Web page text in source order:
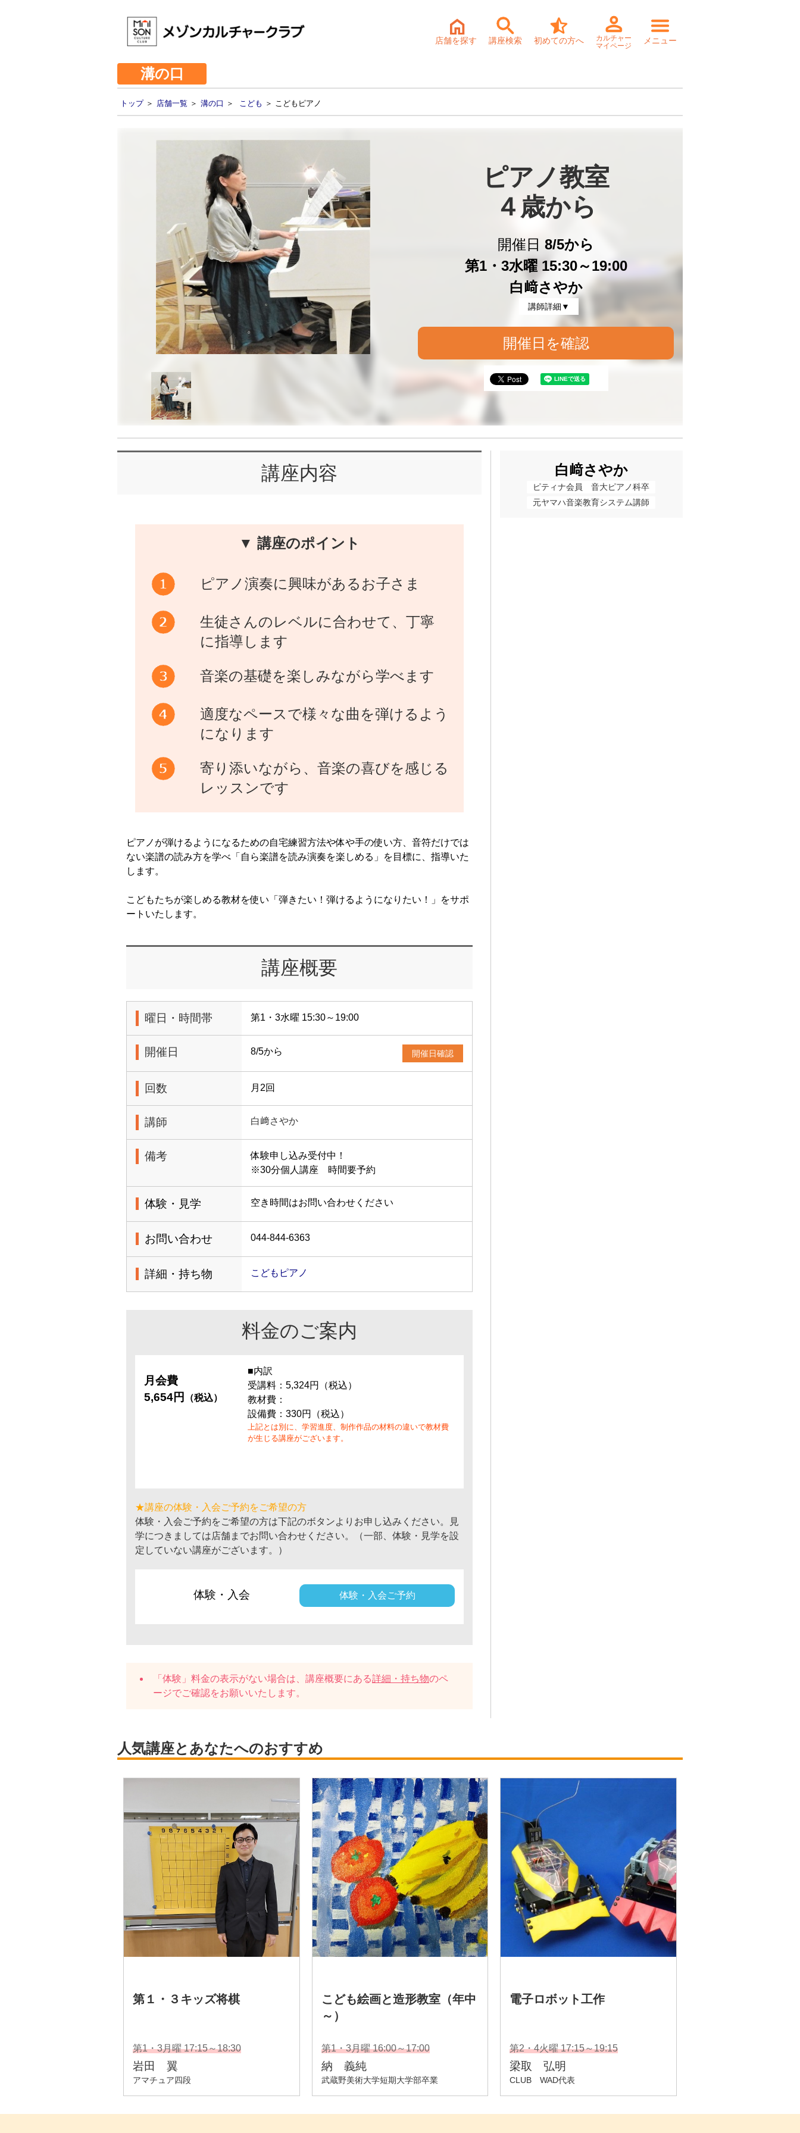
店舗を探す 講座検索 初めての方へ
カルチャー
マイページ
メニュー
溝の口
トップ＞ 店舗一覧 ＞ 溝の口 ＞ こども ＞ こどもピアノ
ピアノ教室
４歳から
開催日 8/5から
第1・3水曜 15:30～19:00
白﨑さやか
講師詳細▼
開催日を確認
講座内容
▼ 講座のポイント
ピアノ演奏に興味があるお子さま
生徒さんのレベルに合わせて、丁寧
に指導します
音楽の基礎を楽しみながら学べます
適度なペースで様々な曲を弾けるよう
になります
寄り添いながら、音楽の喜びを感じる
レッスンです
ピアノが弾けるようになるための自宅練習方法や体や手の使い方、音符だけでは
ない楽譜の読み方を学べ「自ら楽譜を読み演奏を楽しめる」を目標に、指導いた
します。
こどもたちが楽しめる教材を使い「弾きたい！弾けるようになりたい！」をサポ
ートいたします。
講座概要
曜日・時間帯 第1・3水曜 15:30～19:00
開催日 8/5から 開催日確認
回数 月2回
講師 白﨑さやか
備考
体験申し込み受付中！
※30分個人講座 時間要予約
体験・見学 空き時間はお問い合わせください
お問い合わせ 044-844-6363
詳細・持ち物 こどもピアノ
料金のご案内
月会費
5,654円
（税込）
■内訳
受講料：5,324円（税込）
教材費：
設備費：330円（税込）
上記とは別に、学習進度、制作作品の材料の違いで教材費
が生じる講座がございます。
★講座の体験・入会ご予約をご希望の方
体験・入会ご予約をご希望の方は下記のボタンよりお申し込みください。見
学につきましては店舗までお問い合わせください。（一部、体験・見学を設
定していない講座がございます。）
体験・入会 体験・入会ご予約
「体験」料金の表示がない場合は、講座概要にある詳細・持ち物のペ
ージでご確認をお願いいたします。
白﨑さやか
ピティナ会員　音大ピアノ科卒
元ヤマハ音楽教育システム講師